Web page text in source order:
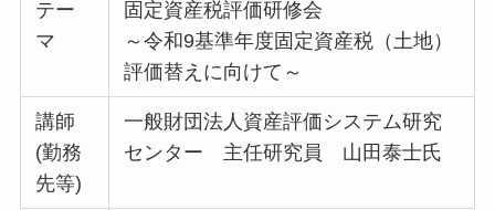
テー
マ
固定資産税評価研修会
～令和9基準年度固定資産税（土地）
評価替えに向けて～
講師
(勤務
先等)
一般財団法人資産評価システム研究
センター 主任研究員 山田泰士氏